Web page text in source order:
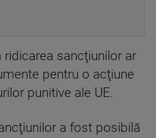
sancţiunilor ar
pentru o acţiune
punitive ale UE.
a fost posibilă